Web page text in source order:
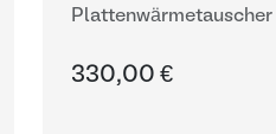
Plattenwärmetauscher
330,00 €